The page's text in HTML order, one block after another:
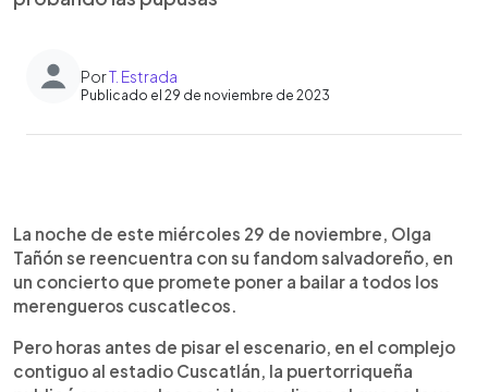
PorT. Estrada
Publicado el 29 de noviembre de 2023
► Escuchar artículo
La noche de este miércoles 29 de noviembre, Olga
Tañón se reencuentra con su fandom salvadoreño, en
un concierto que promete poner a bailar a todos los
merengueros cuscatlecos.
Pero horas antes de pisar el escenario, en el complejo
contiguo al estadio Cuscatlán, la puertorriqueña